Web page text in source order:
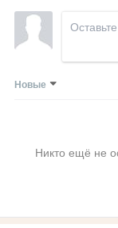
Новые
Никто ещё не